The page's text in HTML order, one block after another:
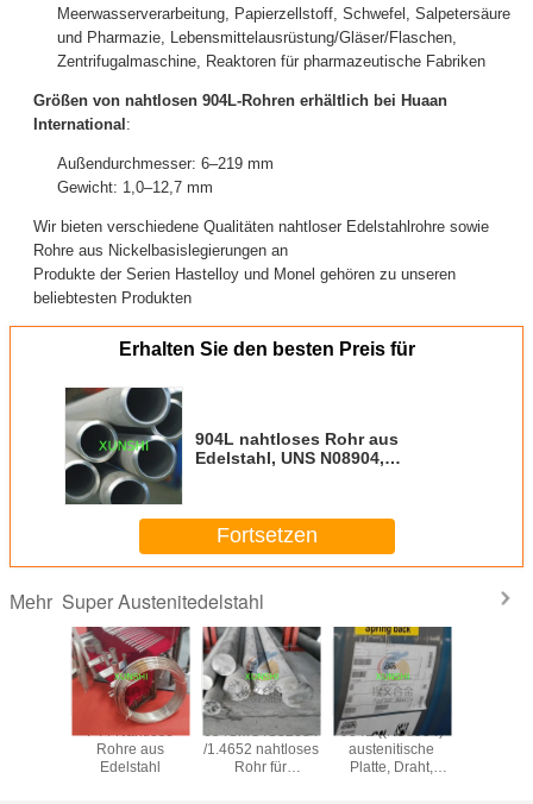
Meerwasserverarbeitung, Papierzellstoff, Schwefel, Salpetersäure
und Pharmazie, Lebensmittelausrüstung/Gläser/Flaschen,
Zentrifugalmaschine, Reaktoren für pharmazeutische Fabriken
Größen von nahtlosen 904L-Rohren erhältlich bei Huaan
International :
Außendurchmesser: 6–219 mm
Gewicht: 1,0–12,7 mm
Wir bieten verschiedene Qualitäten nahtloser Edelstahlrohre sowie
Rohre aus Nickelbasislegierungen an
Produkte der Serien Hastelloy und Monel gehören zu unseren
beliebtesten Produkten
Erhalten Sie den besten Preis für
904L nahtloses Rohr aus
Edelstahl, UNS N08904,
Fortsetzen
Mehr Super Austenitedelstahl
F44 Nahtlose
Rohre aus
Edelstahl
654SMO /S32654
/1.4652 nahtloses
Rohr für
904L ((N08904)
austenitische
Platte, Draht,